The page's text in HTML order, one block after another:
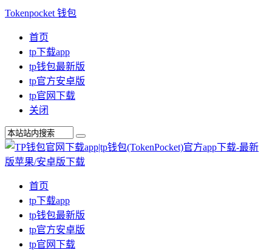
Tokenpocket 钱包
首页
tp下载app
tp钱包最新版
tp官方安卓版
tp官网下载
关闭
首页
tp下载app
tp钱包最新版
tp官方安卓版
tp官网下载